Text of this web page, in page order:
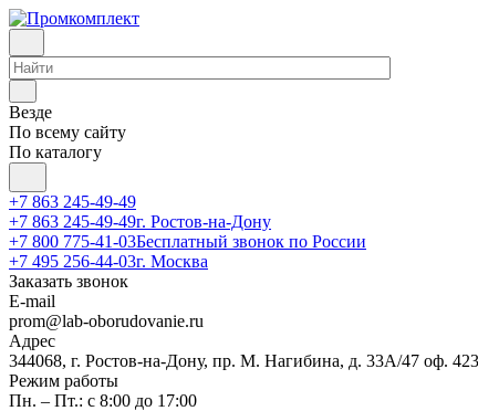
Везде
По всему сайту
По каталогу
+7 863 245-49-49
+7 863 245-49-49г. Ростов-на-Дону
+7 800 775-41-03Бесплатный звонок по России
+7 495 256-44-03г. Москва
Заказать звонок
E-mail
prom@lab-oborudovanie.ru
Адрес
344068, г. Ростов-на-Дону, пр. М. Нагибина, д. 33А/47 оф. 423
Режим работы
Пн. – Пт.: с 8:00 до 17:00